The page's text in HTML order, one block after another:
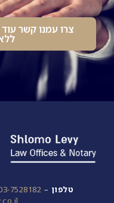
צרו עמנו קשר
טלפון –
7528182